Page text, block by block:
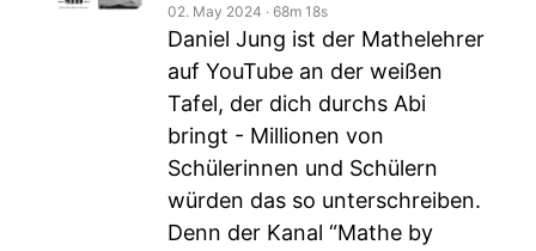
02. May 2024 ‧ 68m 18s
Daniel Jung ist der Mathelehrer
auf YouTube an der weißen
Tafel, der dich durchs Abi
bringt - Millionen von
Schülerinnen und Schülern
würden das so unterschreiben.
Denn der Kanal “Mathe by